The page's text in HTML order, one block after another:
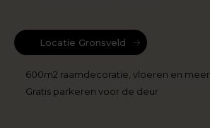
Locatie Gronsveld
600m2 raamdecoratie, vloeren en meer
Gratis parkeren voor de deur